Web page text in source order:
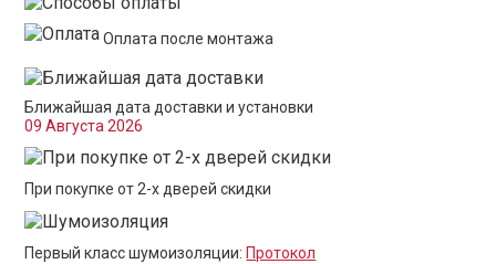
Оплата после монтажа
Ближайшая дата доставки и установки
09 Августа 2026
При покупке от 2-х дверей скидки
Первый класс шумоизоляции: Протокол